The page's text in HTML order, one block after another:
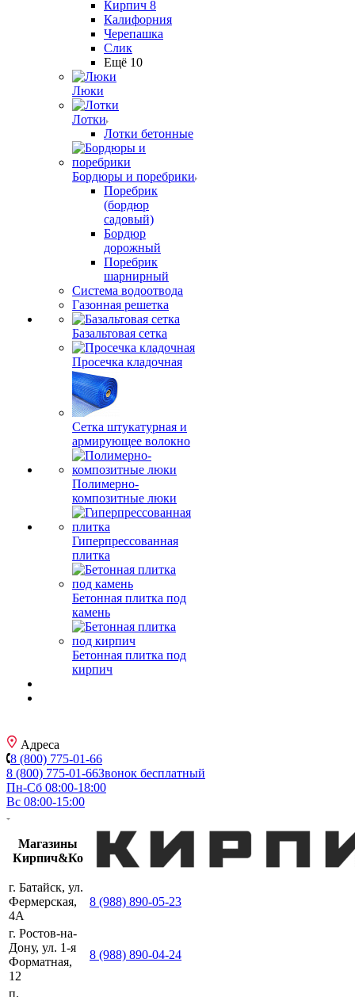
Кирпич 8
Калифорния
Черепашка
Слик
Ещё 10
Люки
Лотки
Лотки бетонные
Бордюры и поребрики
Поребрик
(бордюр
садовый)
Бордюр
дорожный
Поребрик
шарнирный
Система водоотвода
Газонная решетка
Базальтовая сетка
Просечка кладочная
Сетка штукатурная и
армирующее волокно
Полимерно-
композитные люки
Гиперпрессованная
плитка
Бетонная плитка под
камень
Бетонная плитка под
кирпич
Адреса
8 (800) 775-01-66
8 (800) 775-01-66Звонок бесплатный
Пн-Сб 08:00-18:00
Вс 08:00-15:00
Магазины
Кирпич&Ко
г. Батайск, ул.
Фермерская,
4А
8 (988) 890-05-23
г. Ростов-на-
Дону, ул. 1-я
Форматная,
12
8 (988) 890-04-24
п.